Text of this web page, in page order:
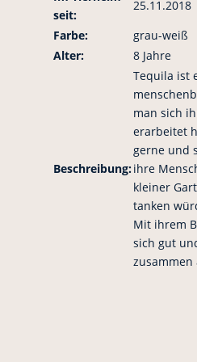
seit:
25.11.2018
Farbe:
grau-weiß
Alter:
8 Jahre
Beschreibung:
Tequila ist
man sich
erarbeitet
gerne und
ihre
kleiner
tanken
Mit ihrem
sich gut
zusammen